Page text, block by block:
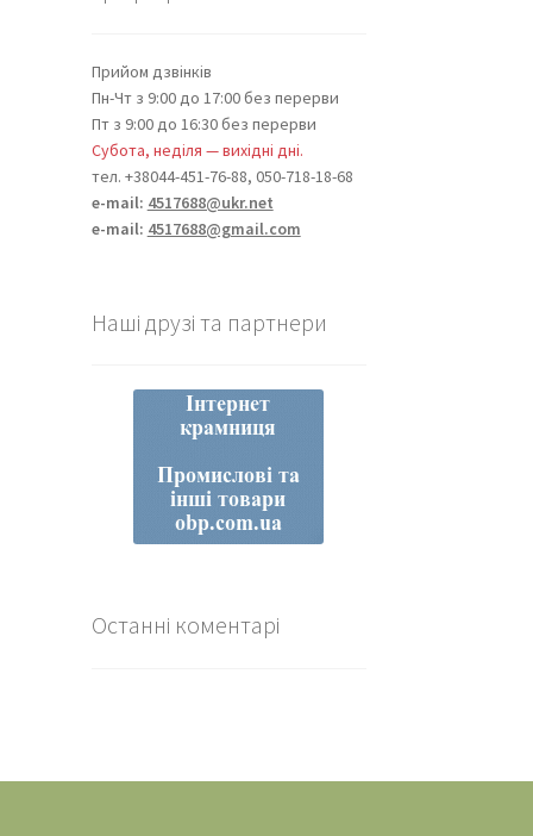
Прийом дзвінків
Пн-Чт з 9:00 до 17:00 без перерви
Пт з 9:00 до 16:30 без перерви
Субота, неділя — вихідні дні.
тел. +38044-451-76-88, 050-718-18-68
e-mail: 4517688@ukr.net
e-mail: 4517688@gmail.com
Наші друзі та партнери
Останні коментарі